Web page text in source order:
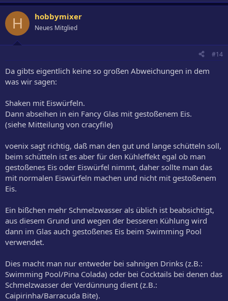
H hobbymixer
Neues Mitglied
#14
Da gibts eigentlich keine so großen Abweichungen in dem
was wir sagen:
Shaken mit Eiswürfeln.
Dann abseihen in ein Fancy Glas mit gestoßenem Eis.
(siehe Mitteilung von cracyfile)
voenix sagt richtig, daß man den gut und lange schütteln soll,
beim schütteln ist es aber für den Kühleffekt egal ob man
gestoßenes Eis oder Eiswürfel nimmt, daher sollte man das
mit normalen Eiswürfeln machen und nicht mit gestoßenem
Eis.
Ein bißchen mehr Schmelzwasser als üblich ist beabsichtigt,
aus diesem Grund und wegen der besseren Kühlung wird
dann im Glas auch gestoßenes Eis beim Swimming Pool
verwendet.
Dies macht man nur entweder bei sahnigen Drinks (z.B.:
Swimming Pool/Pina Colada) oder bei Cocktails bei denen das
Schmelzwasser der Verdünnung dient (z.B.:
Caipirinha/Barracuda Bite).